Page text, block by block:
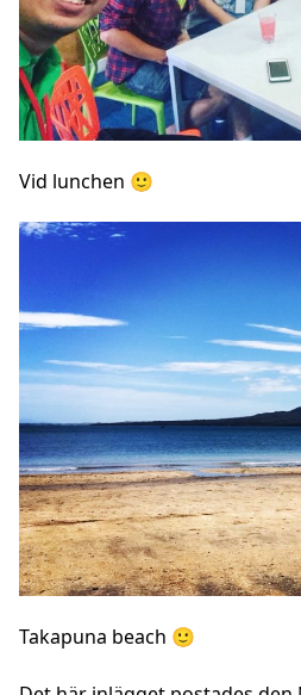
Vid lunchen 🙂
Takapuna beach 🙂